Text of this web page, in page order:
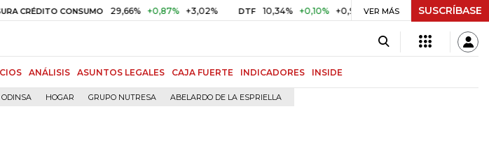
CONSUMO 29,66% +0,87% +3,02% DTF 10,34% +0,10% +0,98% UVR $ 416,91 +$ 0,05 +0,01%
VER MÁS SUSCRÍBASE
ANÁLISIS ASUNTOS LEGALES CAJA FUERTE INDICADORES INSIDE
ODINSA HOGAR GRUPO NUTRESA ABELARDO DE LA ESPRIELLA